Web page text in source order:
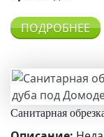
ПОДРОБНЕЕ
Санитарная